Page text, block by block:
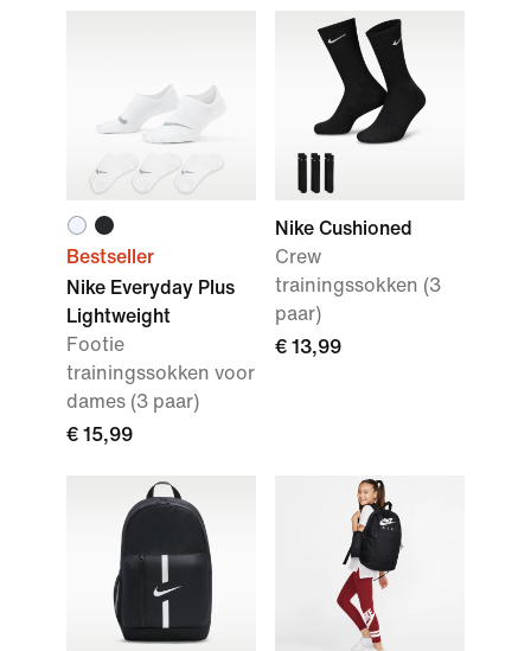
Bestseller
Nike Everyday Plus
Lightweight
Footie
trainingssokken voor
dames (3 paar)
€ 15,99
Nike Cushioned
Crew
trainingssokken (3
paar)
€ 13,99